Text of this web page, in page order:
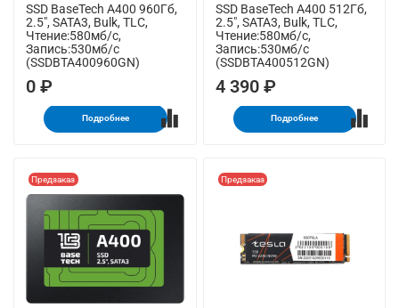
SSD BaseTech A400 960Гб,
2.5", SATA3, Bulk, TLC,
Чтение:580мб/с,
Запись:530мб/с
(SSDBTA400960GN)
0 ₽
Подробнее
SSD BaseTech A400 512Гб,
2.5", SATA3, Bulk, TLC,
Чтение:580мб/с,
Запись:530мб/с
(SSDBTA400512GN)
4 390 ₽
Подробнее
Предзаказ Предзаказ